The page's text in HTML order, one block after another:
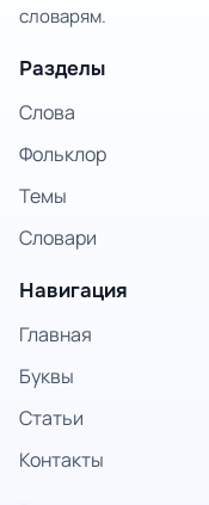
словарям.
Разделы
Слова
Фольклор
Темы
Словари
Навигация
Главная
Буквы
Статьи
Контакты